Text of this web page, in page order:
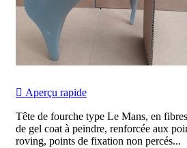
 Aperçu rapide
Tête de fourche type Le Mans, en
de gel coat à peindre, renforcée aux
roving, points de fixation non percés...